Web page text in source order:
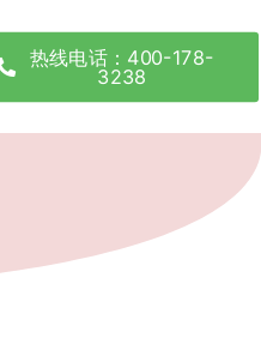
热线电话：400-178-
3238